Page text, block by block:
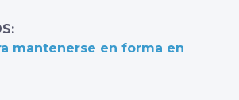
mantenerse en forma en